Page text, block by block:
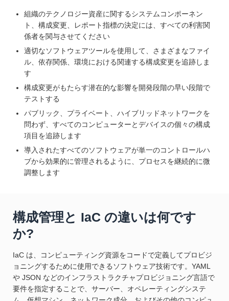
組織のテクノロジー資産に関するシステムコンポーネン
ト、構成変更、レポート指標の決定には、すべての利害関
係者を関与させてください
適切なソフトウェアツールを使用して、さまざまなファイ
ル、依存関係、環境における関連する構成変更を追跡しま
す
構成変更がもたらす潜在的な影響を開発段階の早い段階で
テストする
パブリック、プライベート、ハイブリッドネットワークを
問わず、すべてのコンピューターとデバイスの個々の構成
項目を追跡します
導入されたすべてのソフトウェアが単一のコントロールハ
ブから効果的に管理されるように、プロセスを継続的に微
調整します
構成管理と IaC の違いは何です
か?
IaC は、コンピューティング資源をコードで定義してプロビジ
ョニングするために使用できるソフトウェア技術です。YAML
や JSON などのインフラストラクチャプロビジョニング言語で
要件を指定することで、サーバー、オペレーティングシステ